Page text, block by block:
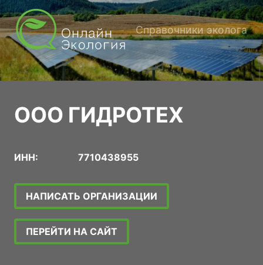
Справочники эколога
ООО ГИДРОТЕХ
ИНН: 7710438955
НАПИСАТЬ ОРГАНИЗАЦИИ
ПЕРЕЙТИ НА САЙТ